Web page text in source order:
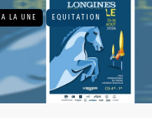
A LA UNE EQUITATION